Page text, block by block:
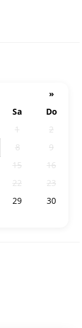
»
Sa
Do
1
2
8
9
15
16
22
23
29
30